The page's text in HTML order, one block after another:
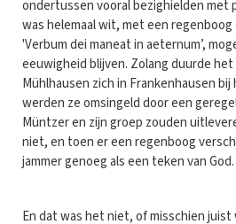
ondertussen vooral bezighielden met
was helemaal wit, met een
'Verbum dei maneat in aeternum’,
eeuwigheid blijven. Zolang duurde
Mühlhausen zich in Frankenhausen
werden ze omsingeld door een
Müntzer en zijn groep zouden
niet, en toen er een regenboog
jammer genoeg als een teken van God.
En dat was het niet, of misschien